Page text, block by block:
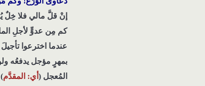
إنْ قلَّ مالي فلا خِلٌ
كم مِن عدوٍّ لأجلِ
عندما اخترعوا
بمهرٍ مؤجل يدفعُه
المُعجل ( أي: المقدَّم